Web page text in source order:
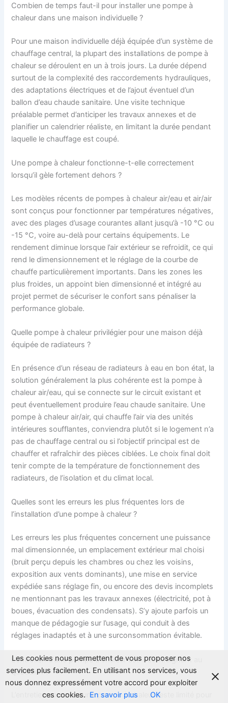
Combien de temps faut-il pour installer une pompe à
chaleur dans une maison individuelle ?
Pour une maison individuelle déjà équipée d’un système de
chauffage central, la plupart des installations de pompe à
chaleur se déroulent en un à trois jours. La durée dépend
surtout de la complexité des raccordements hydrauliques,
des adaptations électriques et de l’ajout éventuel d’un
ballon d’eau chaude sanitaire. Une visite technique
préalable permet d’anticiper les travaux annexes et de
planifier un calendrier réaliste, en limitant la durée pendant
laquelle le chauffage est coupé.
Une pompe à chaleur fonctionne-t-elle correctement
lorsqu’il gèle fortement dehors ?
Les modèles récents de pompes à chaleur air/eau et air/air
sont conçus pour fonctionner par températures négatives,
avec des plages d’usage courantes allant jusqu’à -10 °C ou
-15 °C, voire au-delà pour certains équipements. Le
rendement diminue lorsque l’air extérieur se refroidit, ce qui
rend le dimensionnement et le réglage de la courbe de
chauffe particulièrement importants. Dans les zones les
plus froides, un appoint bien dimensionné et intégré au
projet permet de sécuriser le confort sans pénaliser la
performance globale.
Quelle pompe à chaleur privilégier pour une maison déjà
équipée de radiateurs ?
En présence d’un réseau de radiateurs à eau en bon état, la
solution généralement la plus cohérente est la pompe à
chaleur air/eau, qui se connecte sur le circuit existant et
peut éventuellement produire l’eau chaude sanitaire. Une
pompe à chaleur air/air, qui chauffe l’air via des unités
intérieures soufflantes, conviendra plutôt si le logement n’a
pas de chauffage central ou si l’objectif principal est de
chauffer et rafraîchir des pièces ciblées. Le choix final doit
tenir compte de la température de fonctionnement des
radiateurs, de l’isolation et du climat local.
Quelles sont les erreurs les plus fréquentes lors de
l’installation d’une pompe à chaleur ?
Les erreurs les plus fréquentes concernent une puissance
mal dimensionnée, un emplacement extérieur mal choisi
(bruit perçu depuis les chambres ou chez les voisins,
exposition aux vents dominants), une mise en service
expédiée sans réglage fin, ou encore des devis incomplets
ne mentionnant pas les travaux annexes (électricité, pot à
boues, évacuation des condensats). S’y ajoute parfois un
manque de pédagogie sur l’usage, qui conduit à des
réglages inadaptés et à une surconsommation évitable.
L’entretien d’une pompe à chaleur est-il contraignant au
quotidien ?
L’entretien courant d’une pompe à chaleur reste limité pour
Les cookies nous permettent de vous proposer nos
services plus facilement. En utilisant nos services, vous
nous donnez expressément votre accord pour exploiter
ces cookies. En savoir plus OK